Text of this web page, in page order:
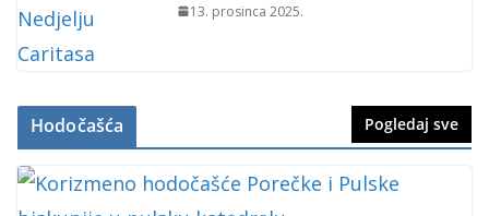
13. prosinca 2025.
Hodočašća Pogledaj sve